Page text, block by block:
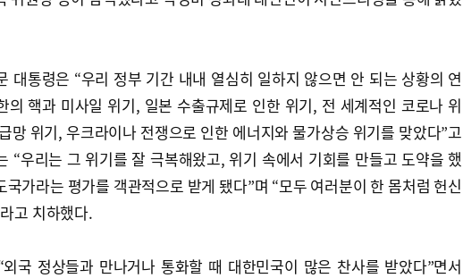
대통령은 “우리 정부 기간 내내 열심히 일하지 않으면 안 되는 상황의 연
의 핵과 미사일 위기, 일본 수출규제로 인한 위기, 전 세계적인 코로나 위
망 위기, 우크라이나 전쟁으로 인한 에너지와 물가상승 위기를 맞았다”고
“우리는 그 위기를 잘 극복해왔고, 위기 속에서 기회를 만들고 도약을 했
국가라는 평가를 객관적으로 받게 됐다”며 “모두 여러분이 한 몸처럼 헌신
고 치하했다.
국 정상들과 만나거나 통화할 때 대한민국이 많은 찬사를 받았다”면서